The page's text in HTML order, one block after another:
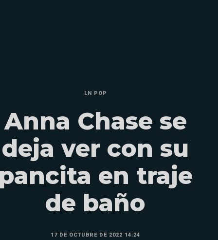
LN POP
Anna Chase se
deja ver con su
pancita en traje
de baño
17 DE OCTUBRE DE 2022 14:24